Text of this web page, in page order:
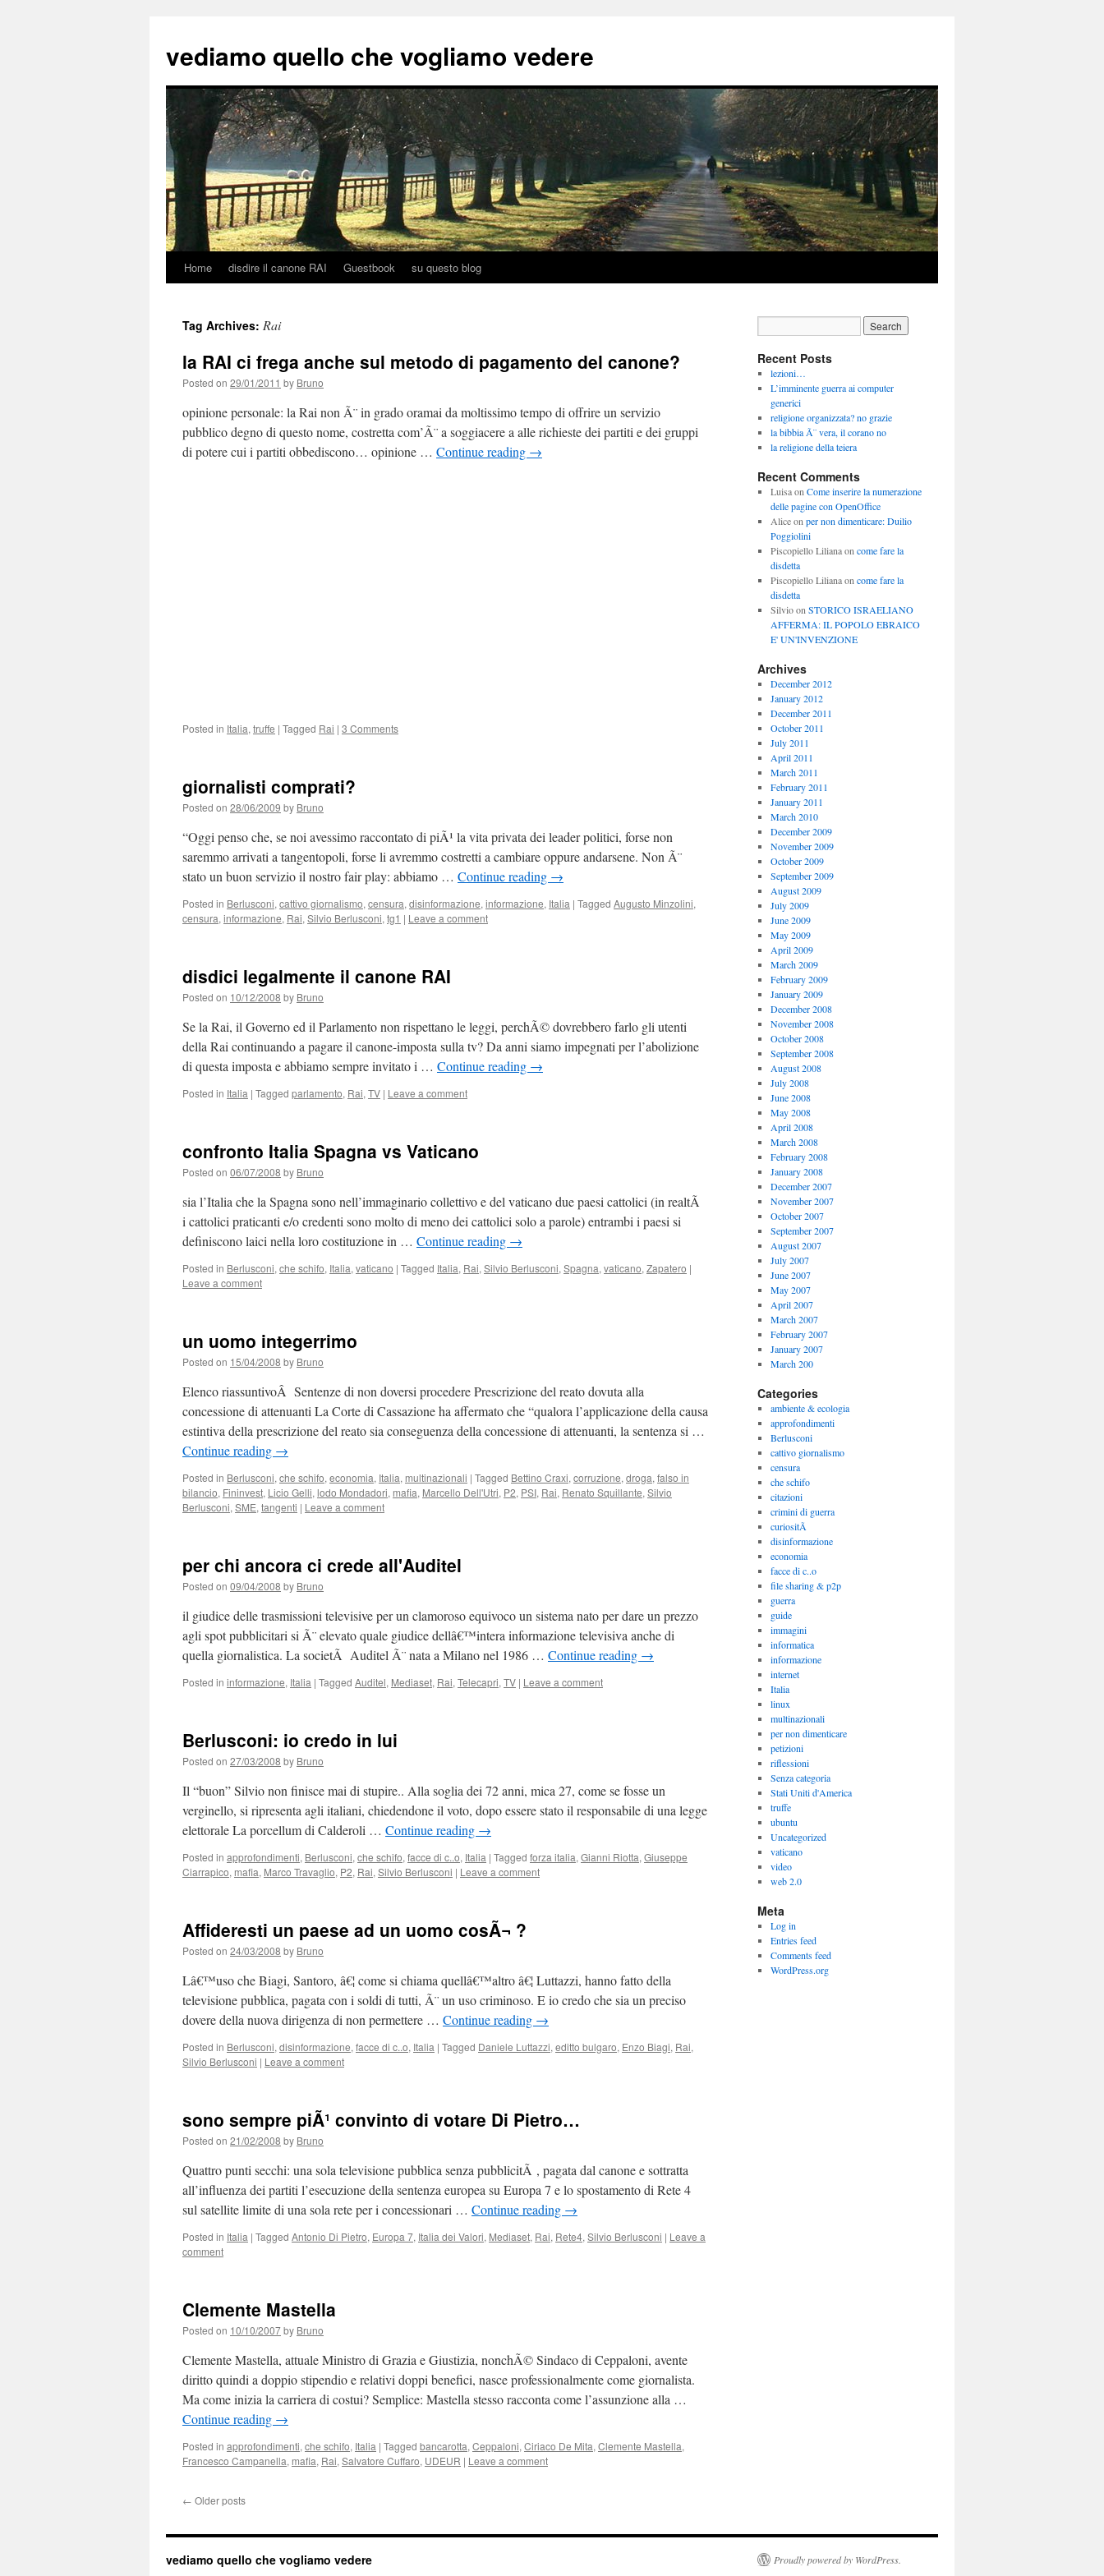
vediamo quello che vogliamo vedere
Skip
content
Home disdire il canone RAI Guestbook su questo blog
Tag Archives: Rai
la RAI ci frega anche sul metodo di pagamento del canone?
Posted on 29/01/2011 by Bruno
opinione personale: la Rai non Ã¨ in grado oramai da moltissimo tempo di offrire un servizio
pubblico degno di questo nome, costretta com’Ã¨ a soggiacere a alle richieste dei partiti e dei gruppi
di potere cui i partiti obbediscono… opinione … Continue reading →
Posted in Italia, truffe | Tagged Rai | 3 Comments
giornalisti comprati?
Posted on 28/06/2009 by Bruno
“Oggi penso che, se noi avessimo raccontato di piÃ¹ la vita privata dei leader politici, forse non
saremmo arrivati a tangentopoli, forse li avremmo costretti a cambiare oppure andarsene. Non Ã¨
stato un buon servizio il nostro fair play: abbiamo … Continue reading →
Posted in Berlusconi, cattivo giornalismo, censura, disinformazione, informazione, Italia | Tagged Augusto Minzolini,
censura, informazione, Rai, Silvio Berlusconi, tg1 | Leave a comment
disdici legalmente il canone RAI
Posted on 10/12/2008 by Bruno
Se la Rai, il Governo ed il Parlamento non rispettano le leggi, perchÃ© dovrebbero farlo gli utenti
della Rai continuando a pagare il canone-imposta sulla tv? Da anni siamo impegnati per l’abolizione
di questa imposta e abbiamo sempre invitato i … Continue reading →
Posted in Italia | Tagged parlamento, Rai, TV | Leave a comment
confronto Italia Spagna vs Vaticano
Posted on 06/07/2008 by Bruno
sia l’Italia che la Spagna sono nell’immaginario collettivo e del vaticano due paesi cattolici (in realtÃ
i cattolici praticanti e/o credenti sono molto di meno dei cattolici solo a parole) entrambi i paesi si
definiscono laici nella loro costituzione in … Continue reading →
Posted in Berlusconi, che schifo, Italia, vaticano | Tagged Italia, Rai, Silvio Berlusconi, Spagna, vaticano, Zapatero |
Leave a comment
un uomo integerrimo
Posted on 15/04/2008 by Bruno
Elenco riassuntivoÂ Sentenze di non doversi procedere Prescrizione del reato dovuta alla
concessione di attenuanti La Corte di Cassazione ha affermato che “qualora l’applicazione della causa
estintiva della prescrizione del reato sia conseguenza della concessione di attenuanti, la sentenza si …
Continue reading →
Posted in Berlusconi, che schifo, economia, Italia, multinazionali | Tagged Bettino Craxi, corruzione, droga, falso in
bilancio, Fininvest, Licio Gelli, lodo Mondadori, mafia, Marcello Dell'Utri, P2, PSI, Rai, Renato Squillante, Silvio
Berlusconi, SME, tangenti | Leave a comment
per chi ancora ci crede all'Auditel
Posted on 09/04/2008 by Bruno
il giudice delle trasmissioni televisive per un clamoroso equivoco un sistema nato per dare un prezzo
agli spot pubblicitari si Ã¨ elevato quale giudice dellâ€™intera informazione televisiva anche di
quella giornalistica. La societÃ Auditel Ã¨ nata a Milano nel 1986 … Continue reading →
Posted in informazione, Italia | Tagged Auditel, Mediaset, Rai, Telecapri, TV | Leave a comment
Berlusconi: io credo in lui
Posted on 27/03/2008 by Bruno
Il “buon” Silvio non finisce mai di stupire.. Alla soglia dei 72 anni, mica 27, come se fosse un
verginello, si ripresenta agli italiani, chiedendone il voto, dopo essere stato il responsabile di una legge
elettorale La porcellum di Calderoli … Continue reading →
Posted in approfondimenti, Berlusconi, che schifo, facce di c..o, Italia | Tagged forza italia, Gianni Riotta, Giuseppe
Ciarrapico, mafia, Marco Travaglio, P2, Rai, Silvio Berlusconi | Leave a comment
Affideresti un paese ad un uomo cosÃ¬ ?
Posted on 24/03/2008 by Bruno
Lâ€™uso che Biagi, Santoro, â€¦ come si chiama quellâ€™altro â€¦ Luttazzi, hanno fatto della
televisione pubblica, pagata con i soldi di tutti, Ã¨ un uso criminoso. E io credo che sia un preciso
dovere della nuova dirigenza di non permettere … Continue reading →
Posted in Berlusconi, disinformazione, facce di c..o, Italia | Tagged Daniele Luttazzi, editto bulgaro, Enzo Biagi, Rai,
Silvio Berlusconi | Leave a comment
sono sempre piÃ¹ convinto di votare Di Pietro…
Posted on 21/02/2008 by Bruno
Quattro punti secchi: una sola televisione pubblica senza pubblicitÃ , pagata dal canone e sottratta
all’influenza dei partiti l’esecuzione della sentenza europea su Europa 7 e lo spostamento di Rete 4
sul satellite limite di una sola rete per i concessionari … Continue reading →
Posted in Italia | Tagged Antonio Di Pietro, Europa 7, Italia dei Valori, Mediaset, Rai, Rete4, Silvio Berlusconi | Leave a
comment
Clemente Mastella
Posted on 10/10/2007by Bruno
Clemente Mastella, attuale Ministro di Grazia e Giustizia, nonchÃ© Sindaco di Ceppaloni, avente
diritto quindi a doppio stipendio e relativi doppi benefici, nasce professionalmente come giornalista.
Ma come inizia la carriera di costui? Semplice: Mastella stesso racconta come l’assunzione alla …
Continue reading →
Posted in approfondimenti, che schifo, Italia | Tagged bancarotta, Ceppaloni, Ciriaco De Mita, Clemente Mastella,
Francesco Campanella, mafia, Rai, Salvatore Cuffaro, UDEUR | Leave a comment
← Older posts
Recent Posts
lezioni…
L’imminente guerra ai computer
generici
religione organizzata? no grazie
la bibbia Ã¨ vera, il corano no
la religione della teiera
Recent Comments
Luisaon Come inserire la numerazione
delle pagine con OpenOffice
Aliceon per non dimenticare: Duilio
Poggiolini
Piscopiello Lilianaon come fare la
disdetta
Piscopiello Lilianaon come fare la
disdetta
Silvioon STORICO ISRAELIANO
AFFERMA: IL POPOLO EBRAICO
E' UN'INVENZIONE
Archives
December 2012
January 2012
December 2011
October 2011
July 2011
April 2011
March 2011
February 2011
January 2011
March 2010
December 2009
November 2009
October 2009
September 2009
August 2009
July 2009
June 2009
May 2009
April 2009
March 2009
February 2009
January 2009
December 2008
November 2008
October 2008
September 2008
August 2008
July 2008
June 2008
May 2008
April 2008
March 2008
February 2008
January 2008
December 2007
November 2007
October 2007
September 2007
August 2007
July 2007
June 2007
May 2007
April 2007
March 2007
February 2007
January 2007
March 200
Categories
ambiente & ecologia
approfondimenti
Berlusconi
cattivo giornalismo
censura
che schifo
citazioni
crimini di guerra
curiositÃ
disinformazione
economia
facce di c..o
file sharing & p2p
guerra
guide
immagini
informatica
informazione
internet
Italia
linux
multinazionali
per non dimenticare
petizioni
riflessioni
Senza categoria
Stati Uniti d'America
truffe
ubuntu
Uncategorized
vaticano
video
web 2.0
Meta
Log in
Entries feed
Comments feed
WordPress.org
vediamo quello che vogliamo vedere Proudly powered by WordPress.